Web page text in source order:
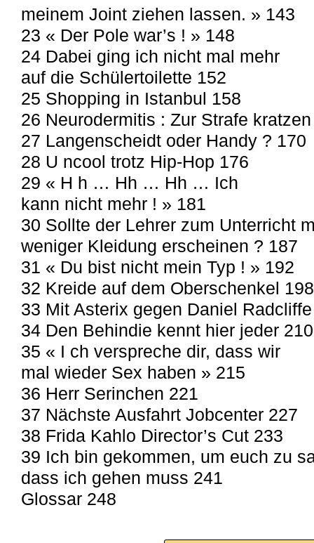
meinem Joint ziehen lassen. » 143
23 « Der Pole war’s ! » 148
24 Dabei ging ich nicht mal mehr
auf die Schülertoilette 152
25 Shopping in Istanbul 158
26 Neurodermitis : Zur Strafe
27 Langenscheidt oder Handy ? 170
28 U ncool trotz Hip-Hop 176
29 « H h … Hh … Hh … Ich
kann nicht mehr ! » 181
30 Sollte der Lehrer zum Unterricht
weniger Kleidung erscheinen ? 187
31 « Du bist nicht mein Typ ! » 192
32 Kreide auf dem Oberschenkel 198
33 Mit Asterix gegen Daniel
34 Den Behindie kennt hier jeder 210
35 « I ch verspreche dir, dass wir
mal wieder Sex haben » 215
36 Herr Serinchen 221
37 Nächste Ausfahrt Jobcenter 227
38 Frida Kahlo Director’s Cut 233
39 Ich bin gekommen, um euch zu
dass ich gehen muss 241
Glossar 248